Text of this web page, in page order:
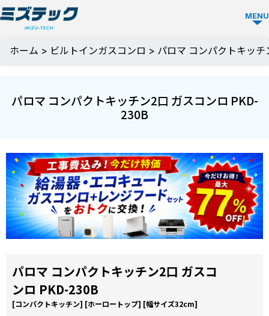
MENU
ガス
TOP
テッ
クの
強み
選ば
理由
施工
お役
コラ
ム
ホーム > ビルトインガスコンロ > パロマ コンパクトキッ
パロマ コンパクトキッチン2口 ガスコンロ PKD-
230B
パロマ コンパクトキッチン2口 ガスコ
ンロ PKD-230B
[コンパクトキッチン] [ホーロートップ] [幅サイズ32cm]